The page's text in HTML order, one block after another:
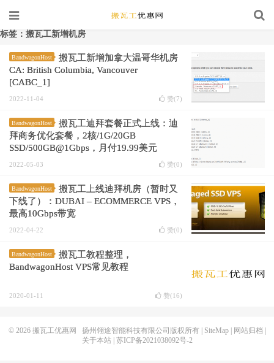
标签：搬瓦工新增机房
BandwagonHost
搬瓦工新增加拿大温哥华机房
CA: British Columbia, Vancouver
[CABC_1]
2022-11-04 赞(7)
BandwagonHost
搬瓦工迪拜套餐正式上线：迪
拜商务优化套餐，2核/1G/20GB
SSD/500GB@1Gbps，月付19.99美元
2022-05-03 赞(0)
BandwagonHost
搬瓦工上线迪拜机房（暂时又
下线了）：DUBAI – ECOMMERCE VPS，
最高10Gbps带宽
2022-04-22 赞(0)
BandwagonHost
搬瓦工教程整理，
BandwagonHost VPS常见教程
2020-01-11 赞(16)
© 2026 搬瓦工优惠网 扬州翎途智能科技有限公司版权所有 | SiteMap| 网站归档
关于本站| 苏ICP备2021038092号-2